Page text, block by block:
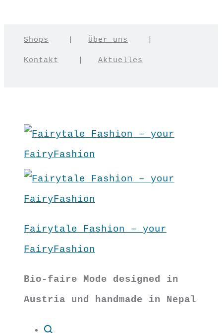
Shops Über uns
Kontakt Aktuelles
Fairytale Fashion – your
FairyFashion
Bio-faire Mode designed in
Austria und handmade in Nepal